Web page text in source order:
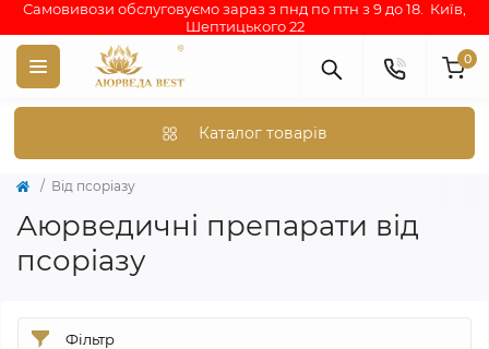
Самовивози обслуговуємо зараз з пнд по птн з 9 до 18. Київ,
Шептицького 22
0
Каталог товарів
Від псоріазу
Аюрведичні препарати від
псоріазу
Фільтр